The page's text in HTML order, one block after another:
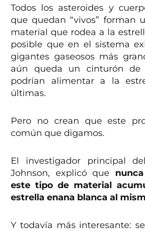
Todos los asteroides y
que quedan “vivos” forman
material que rodea a la
posible que en el sistema
gigantes gaseosos más
aún queda un cinturón de
podrían alimentar a la
últimas.
Pero no crean que este
común que digamos.
El investigador principal
Johnson, explicó que
este tipo de material
estrella enana blanca al
Y todavía más interesante: